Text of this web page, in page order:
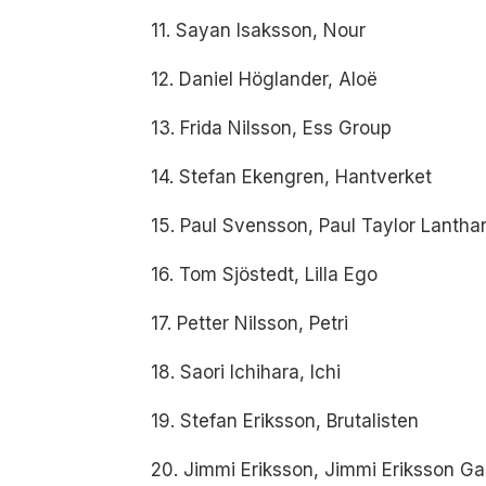
11. Sayan Isaksson, Nour
12. Daniel Höglander, Aloë
13. Frida Nilsson, Ess Group
14. Stefan Ekengren, Hantverket
15. Paul Svensson, Paul Taylor
16. Tom Sjöstedt, Lilla Ego
17. Petter Nilsson, Petri
18. Saori Ichihara, Ichi
19. Stefan Eriksson, Brutalisten
20. Jimmi Eriksson, Jimmi Eriksson